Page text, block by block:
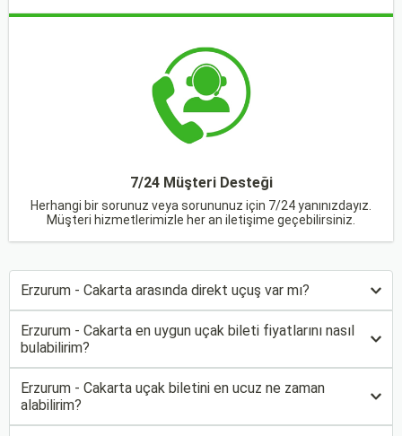
7/24 Müşteri Desteği
Herhangi bir sorunuz veya sorununuz için 7/24 yanınızdayız.
Müşteri hizmetlerimizle her an iletişime geçebilirsiniz.
Erzurum - Cakarta arasında direkt uçuş var mı?
Erzurum - Cakarta en uygun uçak bileti fiyatlarını nasıl
bulabilirim?
Erzurum - Cakarta uçak biletini en ucuz ne zaman
alabilirim?